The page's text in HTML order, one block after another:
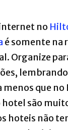
internet no
é somente na
Organize
menos que no
hotel são
hoteis não